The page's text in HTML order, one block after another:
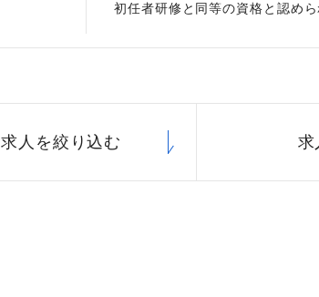
初任者研修と同等の資格と認めら
求人を絞り込む 求